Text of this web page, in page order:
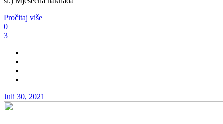
Pročitaj više
0
3
Juli 30, 2021